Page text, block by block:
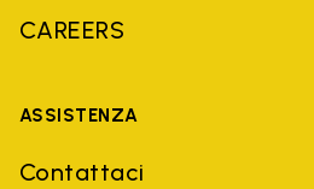
CAREERS
ASSISTENZA
Contattaci